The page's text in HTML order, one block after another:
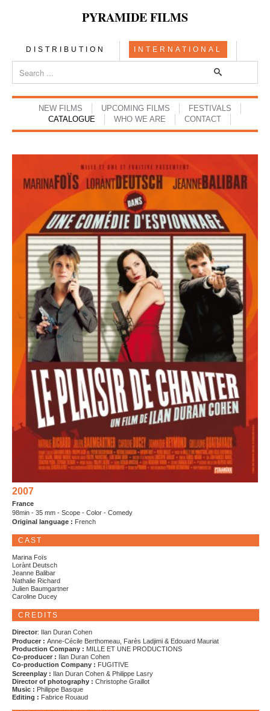
PYRAMIDE FILMS
DISTRIBUTION INTERNATIONAL
NEW FILMS UPCOMING FILMS
FESTIVALS
CATALOGUE
WHO WE ARE CONTACT
2007
France
98min - 35 mm - Scope - Color - Comedy
Original language : French
CAST
Marina Foïs
Lorànt Deutsch
Jeanne Balibar
Nathalie Richard
Julien Baumgartner
Caroline Ducey
CREDITS
Director: Ilan Duran Cohen
Producer : Anne-Cécile Berthomeau, Farès Ladjimi & Edouard Mauriat
Production Company : MILLE ET UNE PRODUCTIONS
Co-producer :
Ilan Duran Cohen
Co-production Company : FUGITIVE
Screenplay :
Ilan Duran Cohen & Philippe Lasry
Director of photography : Christophe Graillot
Music : Philippe Basque
Editing : Fabrice Rouaud